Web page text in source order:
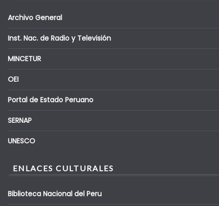
Archivo General
Inst. Nac. de Radio y Televisión
MINCETUR
OEI
Portal de Estado Peruano
SERNAP
UNESCO
ENLACES CULTURALES
Biblioteca Nacional del Peru